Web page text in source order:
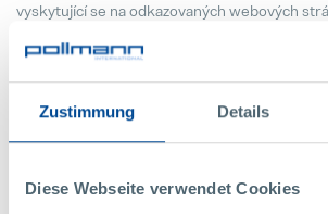
Zustimmung Details
Diese Webseite verwendet Cookies
Pollmann
21. August
vyskytující se na odkazovaných webových
odvodit žádný názor, postoj ani souhlas